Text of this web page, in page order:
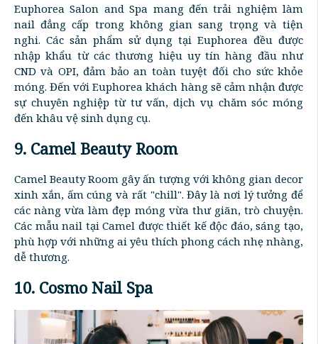
Euphorea Salon and Spa mang đến trải nghiệm làm
nail đẳng cấp trong không gian sang trọng và tiện
nghi. Các sản phẩm sử dụng tại Euphorea đều được
nhập khẩu từ các thương hiệu uy tín hàng đầu như
CND và OPI, đảm bảo an toàn tuyệt đối cho sức khỏe
móng. Đến với Euphorea khách hàng sẽ cảm nhận được
sự chuyên nghiệp từ tư vấn, dịch vụ chăm sóc móng
đến khâu vệ sinh dụng cụ.
9. Camel Beauty Room
Camel Beauty Room gây ấn tượng với không gian decor
xinh xắn, ấm cúng và rất "chill". Đây là nơi lý tưởng để
các nàng vừa làm đẹp móng vừa thư giãn, trò chuyện.
Các mẫu nail tại Camel được thiết kế độc đáo, sáng tạo,
phù hợp với những ai yêu thích phong cách nhẹ nhàng,
dễ thương.
10. Cosmo Nail Spa